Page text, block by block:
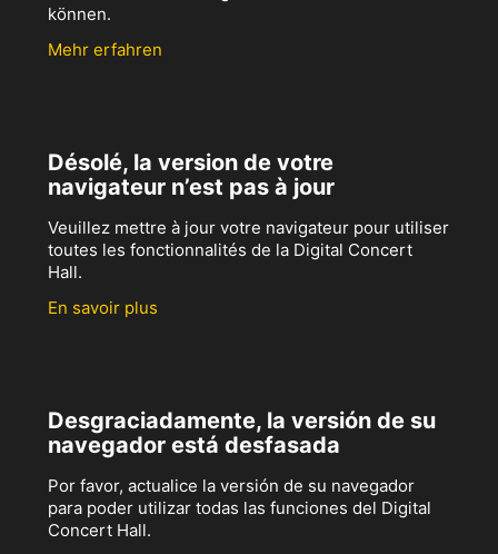
können.
Mehr erfahren
Désolé, la version de votre
navigateur n’est pas à jour
Veuillez mettre à jour votre navigateur pour utiliser
toutes les fonctionnalités de la Digital Concert
Hall.
En savoir plus
Desgraciadamente, la versión de su
navegador está desfasada
Por favor, actualice la versión de su navegador
para poder utilizar todas las funciones del Digital
Concert Hall.